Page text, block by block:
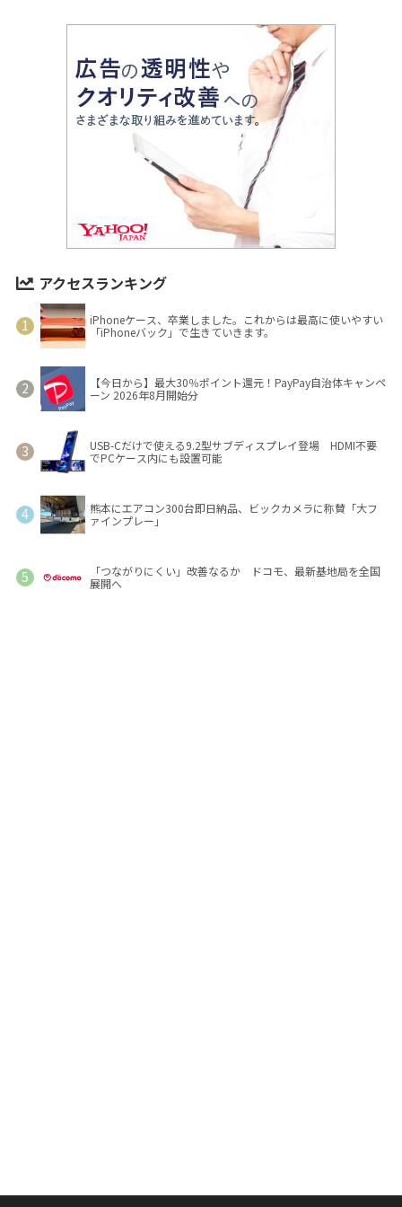
アクセスランキング
iPhoneケース、卒業しました。これからは最高に使いやすい
「iPhoneバック」で生きていきます。
【今日から】最大30％ポイント還元！PayPay自治体キャンペ
ーン 2026年8月開始分
USB-Cだけで使える9.2型サブディスプレイ登場 HDMI不要
でPCケース内にも設置可能
熊本にエアコン300台即日納品、ビックカメラに称賛「大フ
ァインプレー」
「つながりにくい」改善なるか ドコモ、最新基地局を全国
展開へ